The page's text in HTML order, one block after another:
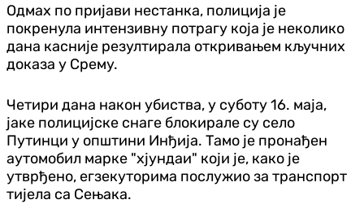
Одмах по пријави нестанка, полиција је
покренула интензивну потрагу која је неколико
дана касније резултирала откривањем кључних
доказа у Срему.
Четири дана након убиства, у суботу 16. маја,
јаке полицијске снаге блокирале су село
Путинци у општини Инђија. Тамо је пронађен
аутомобил марке "хјундаи" који је, како је
утврђено, егзекуторима послужио за транспорт
тијела са Сењака.